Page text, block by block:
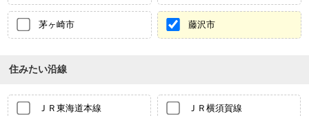
茅ヶ崎市 藤沢市
住みたい沿線
ＪＲ東海道本線 ＪＲ横須賀線